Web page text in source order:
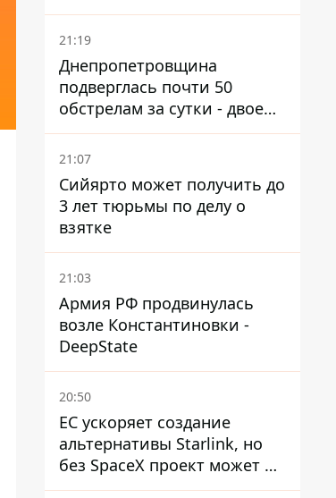
21:19
Днепропетровщина
подверглась почти 50
обстрелам за сутки - двое
погибших, шесть
пострадавших
21:07
Сийярто может получить до
3 лет тюрьмы по делу о
взятке
21:03
Армия РФ продвинулась
возле Константиновки -
DeepState
20:50
ЕС ускоряет создание
альтернативы Starlink, но
без SpaceX проект может не
обойтись